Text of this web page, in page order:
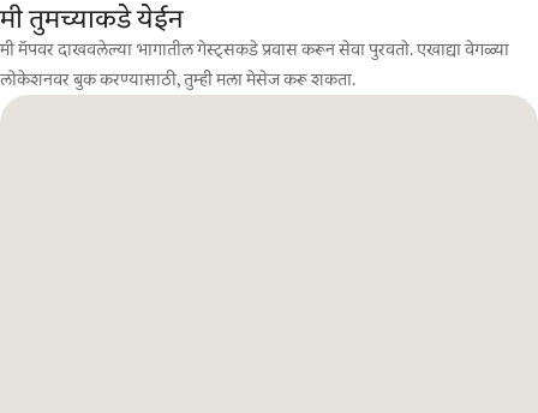
मी तुमच्याकडे येईन
मी मॅपवर दाखवलेल्या भागातील गेस्ट्सकडे प्रवास करून सेवा पुरवतो. एखाद्या वेगळ्या
लोकेशनवर बुक करण्यासाठी, तुम्ही मला मेसेज करू शकता.